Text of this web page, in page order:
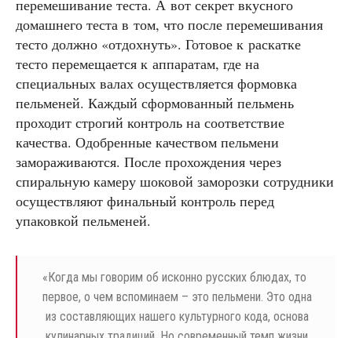
перемешивание теста. А вот секрет вкусного
домашнего теста в том, что после перемешивания
тесто должно «отдохнуть». Готовое к раскатке
тесто перемещается к аппаратам, где на
специальных валах осуществляется формовка
пельменей. Каждый сформованный пельмень
проходит строгий контроль на соответствие
качества. Одобренные качеством пельмени
замораживаются. После прохождения через
спиральную камеру шоковой заморозки сотрудники
осуществляют финальный контроль перед
упаковкой пельменей.
« Когда мы говорим об исконно русских блюдах, то
первое, о чем вспоминаем – это пельмени. Это одна
из составляющих нашего культурного кода, основа